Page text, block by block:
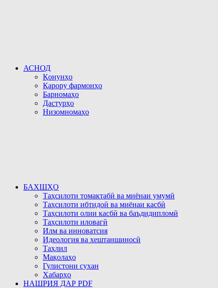
АСНОД
Қонунҳо
Қарору фармонҳо
Барномаҳо
Дастурҳо
Низомномаҳо
БАХШҲО
Таҳсилоти томактабӣ ва миёнаи умумӣ
Таҳсилоти ибтидоӣ ва миёнаи касбӣ
Таҳсилоти олии касбӣ ва баъдидипломӣ
Таҳсилоти иловагӣ
Илм ва инноватсия
Идеология ва хештаншиносӣ
Таҳлил
Мақолаҳо
Гулистони сухан
Хабарҳо
НАШРИЯ ДАР PDF